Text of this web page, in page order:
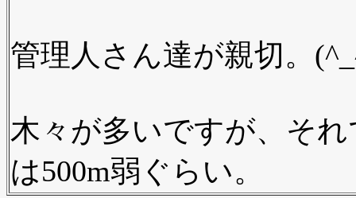
管理人さん達が親切。
木々が多いですが、そ
は500m弱ぐらい。